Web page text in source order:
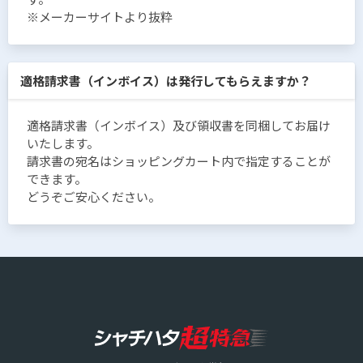
※メーカーサイトより抜粋
適格請求書（インボイス）は発行してもらえますか？
適格請求書（インボイス）及び領収書を同梱してお届け
いたします。
請求書の宛名はショッピングカート内で指定することが
できます。
どうぞご安心ください。